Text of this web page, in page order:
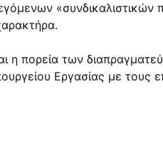
η πορεία των
Εργασίας με τους